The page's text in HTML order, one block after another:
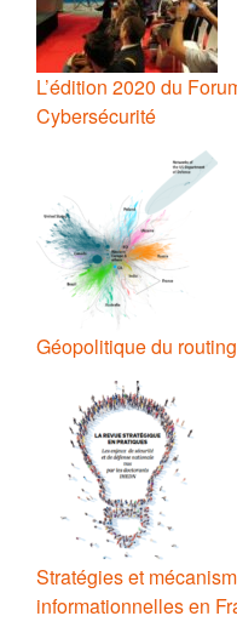
L’édition 2020 du
Cybersécurité
Géopolitique du routing
Stratégies et
informationnelles en